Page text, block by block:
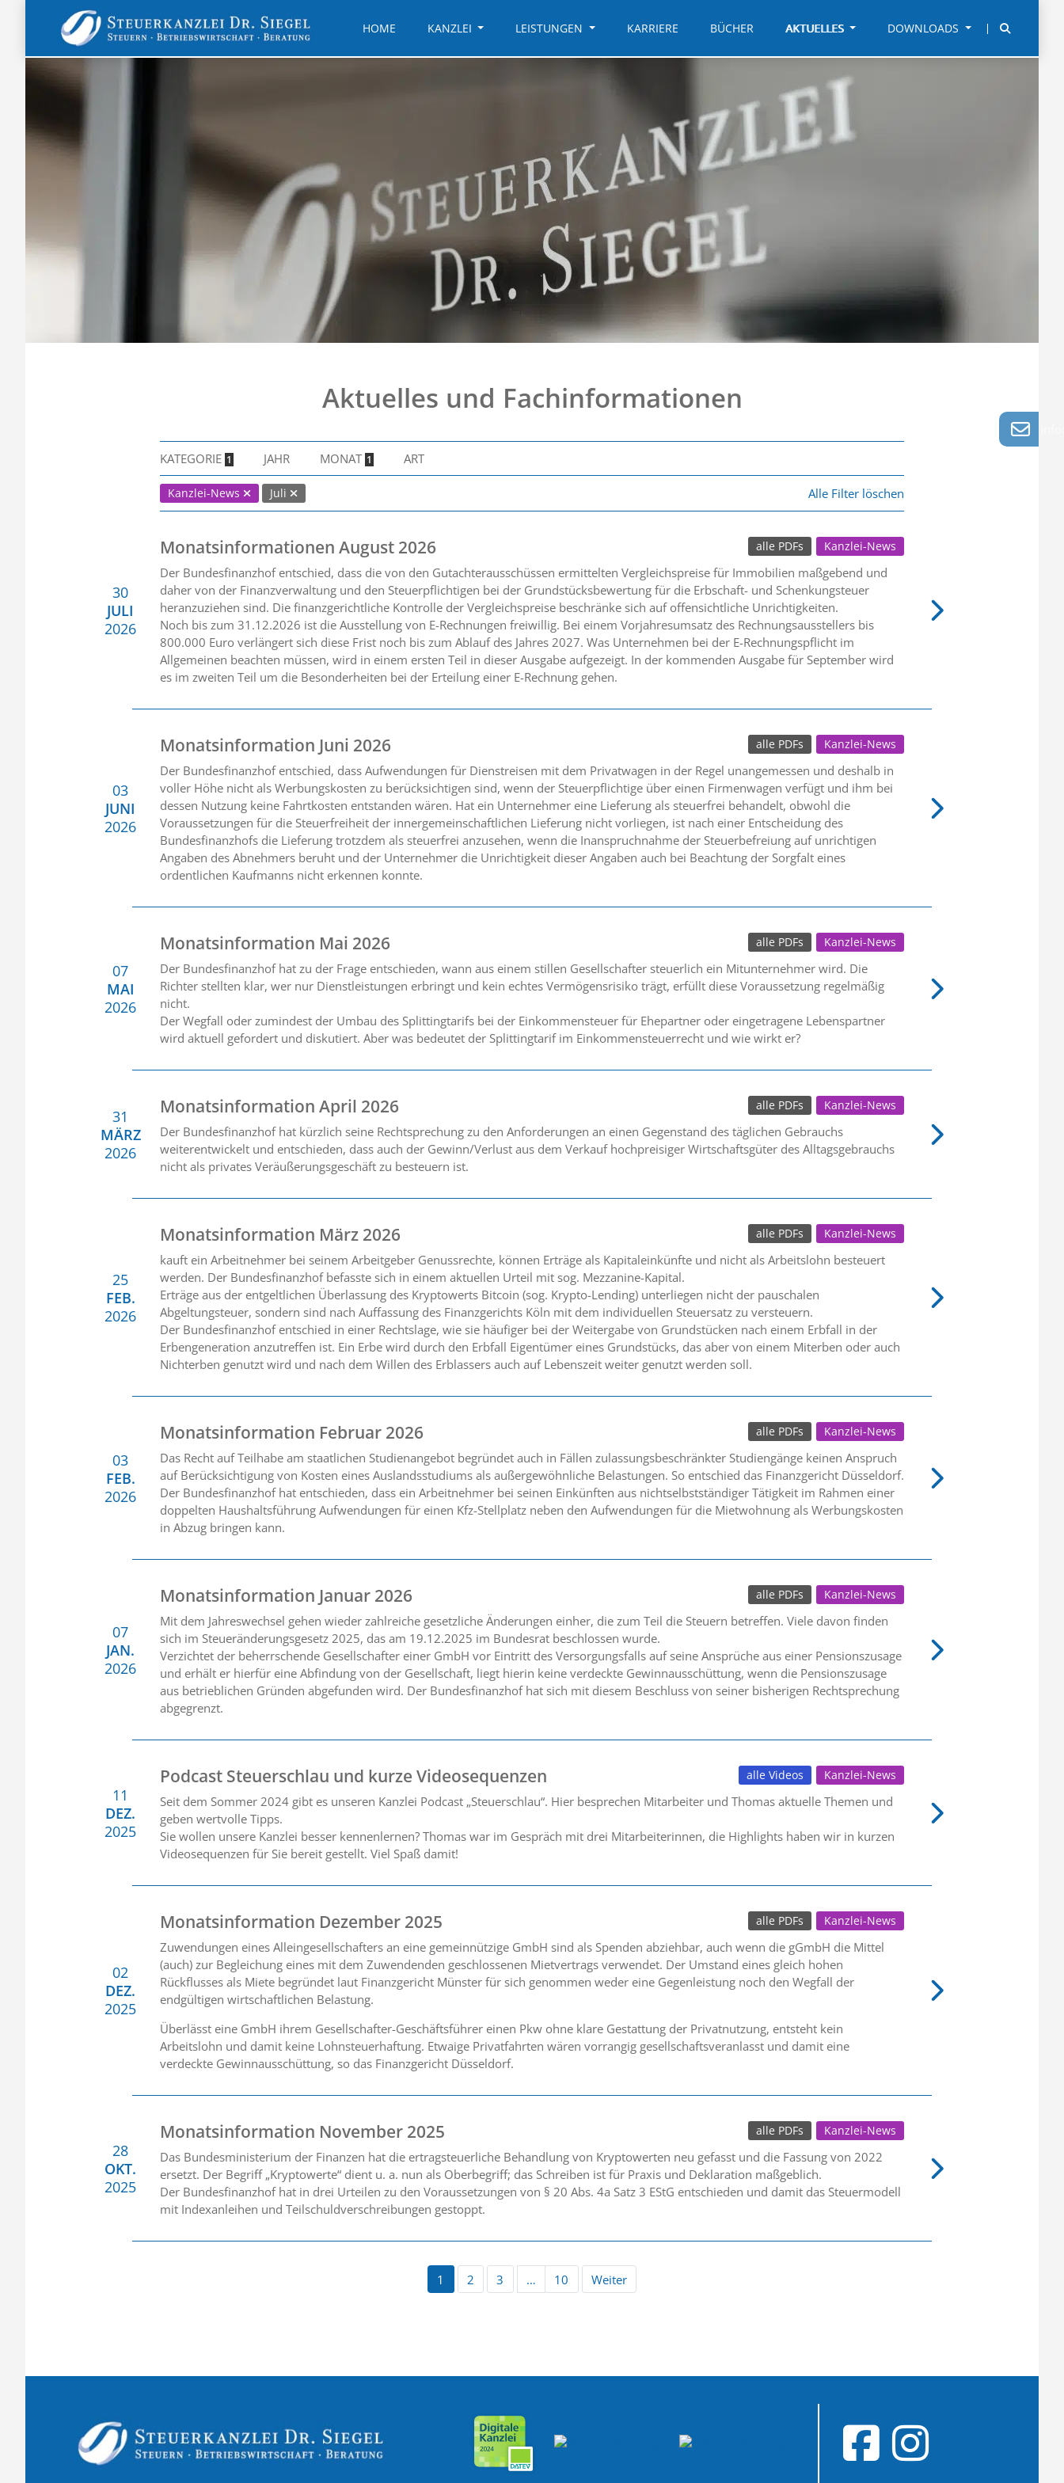
HOME KANZLEI LEISTUNGEN KARRIERE BÜCHER AKTUELLES DOWNLOADS
Aktuelles und Fachinformationen
KATEGORIE 1 JAHR MONAT 1 ART
Kanzlei-News Juli Alle Filter löschen
30
JULI
2026
Monatsinformationen August 2026 Kanzlei-News
alle PDFs
Der Bundesfinanzhof entschied, dass die von den Gutachterausschüssen ermittelten Vergleichspreise für Immobilien maßgebend und
daher von der Finanzverwaltung und den Steuerpflichtigen bei der Grundstücksbewertung für die Erbschaft- und Schenkungsteuer
heranzuziehen sind. Die finanzgerichtliche Kontrolle der Vergleichspreise beschränke sich auf offensichtliche Unrichtigkeiten.
Noch bis zum 31.12.2026 ist die Ausstellung von E-Rechnungen freiwillig. Bei einem Vorjahresumsatz des Rechnungsausstellers bis
800.000 Euro verlängert sich diese Frist noch bis zum Ablauf des Jahres 2027. Was Unternehmen bei der E-Rechnungspflicht im
Allgemeinen beachten müssen, wird in einem ersten Teil in dieser Ausgabe aufgezeigt. In der kommenden Ausgabe für September wird
es im zweiten Teil um die Besonderheiten bei der Erteilung einer E-Rechnung gehen.
03
JUNI
2026
Monatsinformation Juni 2026 Kanzlei-News
alle PDFs
Der Bundesfinanzhof entschied, dass Aufwendungen für Dienstreisen mit dem Privatwagen in der Regel unangemessen und deshalb in
voller Höhe nicht als Werbungskosten zu berücksichtigen sind, wenn der Steuerpflichtige über einen Firmenwagen verfügt und ihm bei
dessen Nutzung keine Fahrtkosten entstanden wären. Hat ein Unternehmer eine Lieferung als steuerfrei behandelt, obwohl die
Voraussetzungen für die Steuerfreiheit der innergemeinschaftlichen Lieferung nicht vorliegen, ist nach einer Entscheidung des
Bundesfinanzhofs die Lieferung trotzdem als steuerfrei anzusehen, wenn die Inanspruchnahme der Steuerbefreiung auf unrichtigen
Angaben des Abnehmers beruht und der Unternehmer die Unrichtigkeit dieser Angaben auch bei Beachtung der Sorgfalt eines
ordentlichen Kaufmanns nicht erkennen konnte.
07
MAI
2026
Monatsinformation Mai 2026 Kanzlei-News
alle PDFs
Der Bundesfinanzhof hat zu der Frage entschieden, wann aus einem stillen Gesellschafter steuerlich ein Mitunternehmer wird. Die
Richter stellten klar, wer nur Dienstleistungen erbringt und kein echtes Vermögensrisiko trägt, erfüllt diese Voraussetzung regelmäßig
nicht.
Der Wegfall oder zumindest der Umbau des Splittingtarifs bei der Einkommensteuer für Ehepartner oder eingetragene Lebenspartner
wird aktuell gefordert und diskutiert. Aber was bedeutet der Splittingtarif im Einkommensteuerrecht und wie wirkt er?
31
MÄRZ
2026
Monatsinformation April 2026 Kanzlei-News
alle PDFs
Der Bundesfinanzhof hat kürzlich seine Rechtsprechung zu den Anforderungen an einen Gegenstand des täglichen Gebrauchs
weiterentwickelt und entschieden, dass auch der Gewinn/Verlust aus dem Verkauf hochpreisiger Wirtschaftsgüter des Alltagsgebrauchs
nicht als privates Veräußerungsgeschäft zu besteuern ist.
25
FEB.
2026
Monatsinformation März 2026 Kanzlei-News
alle PDFs
kauft ein Arbeitnehmer bei seinem Arbeitgeber Genussrechte, können Erträge als Kapitaleinkünfte und nicht als Arbeitslohn besteuert
werden. Der Bundesfinanzhof befasste sich in einem aktuellen Urteil mit sog. Mezzanine-Kapital.
Erträge aus der entgeltlichen Überlassung des Kryptowerts Bitcoin (sog. Krypto-Lending) unterliegen nicht der pauschalen
Abgeltungsteuer, sondern sind nach Auffassung des Finanzgerichts Köln mit dem individuellen Steuersatz zu versteuern.
Der Bundesfinanzhof entschied in einer Rechtslage, wie sie häufiger bei der Weitergabe von Grundstücken nach einem Erbfall in der
Erbengeneration anzutreffen ist. Ein Erbe wird durch den Erbfall Eigentümer eines Grundstücks, das aber von einem Miterben oder auch
Nichterben genutzt wird und nach dem Willen des Erblassers auch auf Lebenszeit weiter genutzt werden soll.
03
FEB.
2026
Monatsinformation Februar 2026 Kanzlei-News
alle PDFs
Das Recht auf Teilhabe am staatlichen Studienangebot begründet auch in Fällen zulassungsbeschränkter Studiengänge keinen Anspruch
auf Berücksichtigung von Kosten eines Auslandsstudiums als außergewöhnliche Belastungen. So entschied das Finanzgericht Düsseldorf.
Der Bundesfinanzhof hat entschieden, dass ein Arbeitnehmer bei seinen Einkünften aus nichtselbstständiger Tätigkeit im Rahmen einer
doppelten Haushaltsführung Aufwendungen für einen Kfz-Stellplatz neben den Aufwendungen für die Mietwohnung als Werbungskosten
in Abzug bringen kann.
07
JAN.
2026
Monatsinformation Januar 2026 Kanzlei-News
alle PDFs
Mit dem Jahreswechsel gehen wieder zahlreiche gesetzliche Änderungen einher, die zum Teil die Steuern betreffen. Viele davon finden
sich im Steueränderungsgesetz 2025, das am 19.12.2025 im Bundesrat beschlossen wurde.
Verzichtet der beherrschende Gesellschafter einer GmbH vor Eintritt des Versorgungsfalls auf seine Ansprüche aus einer Pensionszusage
und erhält er hierfür eine Abfindung von der Gesellschaft, liegt hierin keine verdeckte Gewinnausschüttung, wenn die Pensionszusage
aus betrieblichen Gründen abgefunden wird. Der Bundesfinanzhof hat sich mit diesem Beschluss von seiner bisherigen Rechtsprechung
abgegrenzt.
11
DEZ.
2025
Podcast Steuerschlau und kurze Videosequenzen Kanzlei-News
alle Videos
Seit dem Sommer 2024 gibt es unseren Kanzlei Podcast „Steuerschlau“. Hier besprechen Mitarbeiter und Thomas aktuelle Themen und
geben wertvolle Tipps.
Sie wollen unsere Kanzlei besser kennenlernen? Thomas war im Gespräch mit drei Mitarbeiterinnen, die Highlights haben wir in kurzen
Videosequenzen für Sie bereit gestellt. Viel Spaß damit!
02
DEZ.
2025
Monatsinformation Dezember 2025 Kanzlei-News
alle PDFs
Zuwendungen eines Alleingesellschafters an eine gemeinnützige GmbH sind als Spenden abziehbar, auch wenn die gGmbH die Mittel
(auch) zur Begleichung eines mit dem Zuwendenden geschlossenen Mietvertrags verwendet. Der Umstand eines gleich hohen
Rückflusses als Miete begründet laut Finanzgericht Münster für sich genommen weder eine Gegenleistung noch den Wegfall der
endgültigen wirtschaftlichen Belastung.
Überlässt eine GmbH ihrem Gesellschafter-Geschäftsführer einen Pkw ohne klare Gestattung der Privatnutzung, entsteht kein
Arbeitslohn und damit keine Lohnsteuerhaftung. Etwaige Privatfahrten wären vorrangig gesellschaftsveranlasst und damit eine
verdeckte Gewinnausschüttung, so das Finanzgericht Düsseldorf.
28
OKT.
2025
Monatsinformation November 2025 Kanzlei-News
alle PDFs
Das Bundesministerium der Finanzen hat die ertragsteuerliche Behandlung von Kryptowerten neu gefasst und die Fassung von 2022
ersetzt. Der Begriff „Kryptowerte“ dient u. a. nun als Oberbegriff; das Schreiben ist für Praxis und Deklaration maßgeblich.
Der Bundesfinanzhof hat in drei Urteilen zu den Voraussetzungen von § 20 Abs. 4a Satz 3 EStG entschieden und damit das Steuermodell
mit Indexanleihen und Teilschuldverschreibungen gestoppt.
1 2 3 … 10 Weiter